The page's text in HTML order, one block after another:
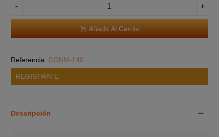
- +
Añadir Al Carrito
Referencia: CONM-140
REGISTRATE
Descripción